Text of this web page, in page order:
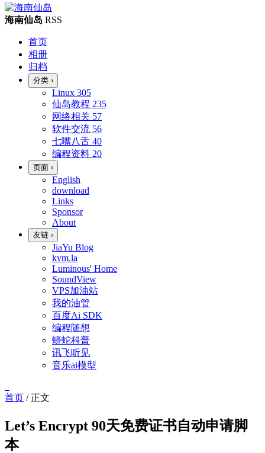
海南仙岛 RSS
首页
相册
归档
分类 ›
Linux 305
仙岛教程 235
网络相关 57
软件交流 56
七嘴八舌 40
编程资料 20
页面 ›
English
download
Links
Sponsor
About
友链 ›
JiaYu Blog
kvm.la
Luminous' Home
SoundView
VPS加油站
我的油管
百度Ai SDK
编程随想
蟒蛇科普
讯飞听见
音乐ai模型
首页 / 正文
Let’s Encrypt 90天免费证书自动申请脚
本